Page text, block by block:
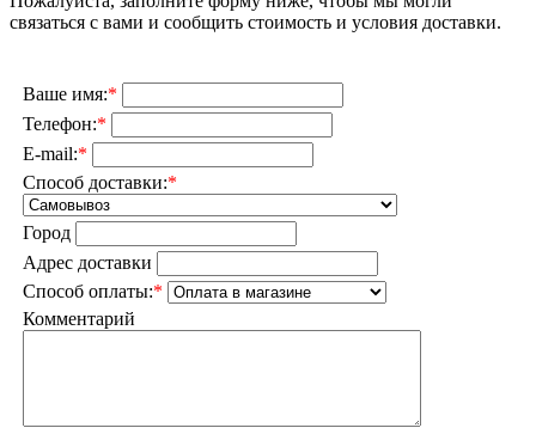
связаться с вами и сообщить стоимость и условия доставки.
Ваше имя:*
Телефон:*
E-mail:*
Способ доставки:*
Город
Адрес доставки
Способ оплаты:*
Комментарий